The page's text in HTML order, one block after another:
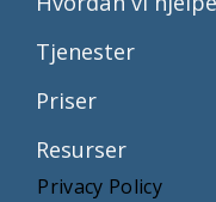
Privacy Policy
Tjenester
Priser
Resurser